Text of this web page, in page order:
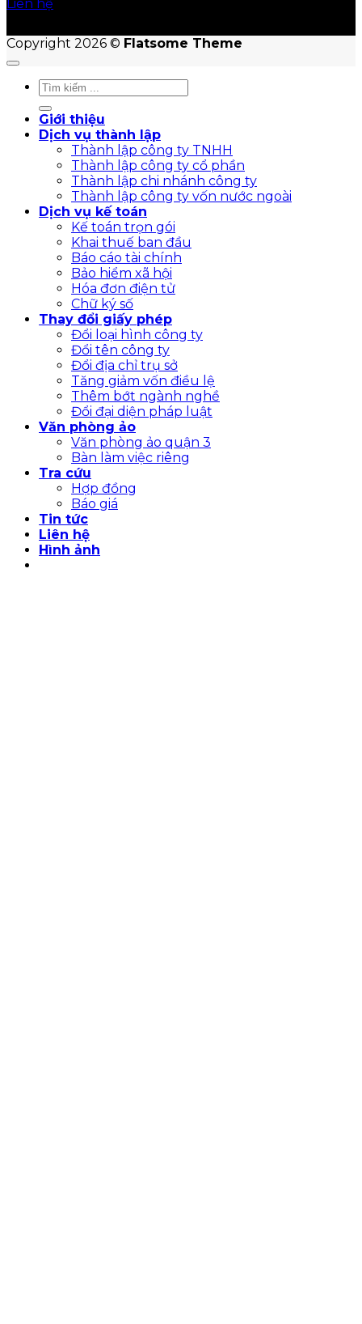
Liên hệ
Copyright 2026 © Flatsome Theme
Giới thiệu
Dịch vụ thành lập
Thành lập công ty TNHH
Thành lập công ty cổ phần
Thành lập chi nhánh công ty
Thành lập công ty vốn nước ngoài
Dịch vụ kế toán
Kế toán trọn gói
Khai thuế ban đầu
Báo cáo tài chính
Bảo hiểm xã hội
Hóa đơn điện tử
Chữ ký số
Thay đổi giấy phép
Đổi loại hình công ty
Đổi tên công ty
Đổi địa chỉ trụ sở
Tăng giảm vốn điều lệ
Thêm bớt ngành nghề
Đổi đại diện pháp luật
Văn phòng ảo
Văn phòng ảo quận 3
Bàn làm việc riêng
Tra cứu
Hợp đồng
Báo giá
Tin tức
Liên hệ
Hình ảnh